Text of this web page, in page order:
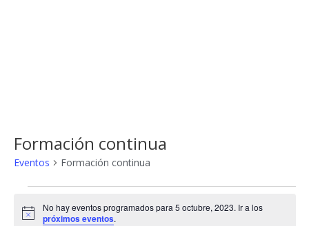
CALENDARIO DE CURSOS
EXÁMENES
TEST ONLINE
Formación continua
Eventos Formación continua
Eventos en 5 octubre,
Aviso
No hay eventos programados para 5 octubre, 2023. Ir a los
próximos eventos.